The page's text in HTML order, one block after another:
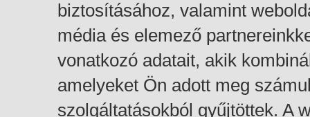
biztosításához, valamint
média és elemező
vonatkozó adatait, akik
amelyeket Ön adott meg
szolgáltatásokból gyűjtöttek. A